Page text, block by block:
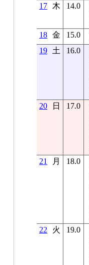
17 木 14.0
18 金 15.0
19 土 16.0
20 日 17.0
21 月 18.0
22 火 19.0